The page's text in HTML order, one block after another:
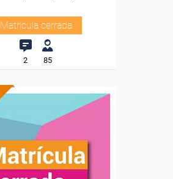
Matrícula cerrada
2 85